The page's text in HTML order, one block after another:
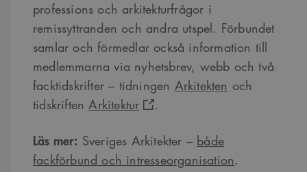
professions och arkitekturfrågor i
remissyttranden och andra utspel. Förbundet
samlar och förmedlar också information till
medlemmarna via nyhetsbrev, webb och två
facktidskrifter – tidningen Arkitekten och
tidskriftenArkitektur .
Läs mer: Sveriges Arkitekter – både
fackförbund och intresseorganisation.